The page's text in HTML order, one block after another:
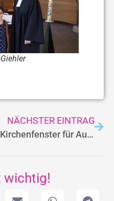
NÄCHSTER EINTRAG
Kirchenfenster für August und September online
wichtig!